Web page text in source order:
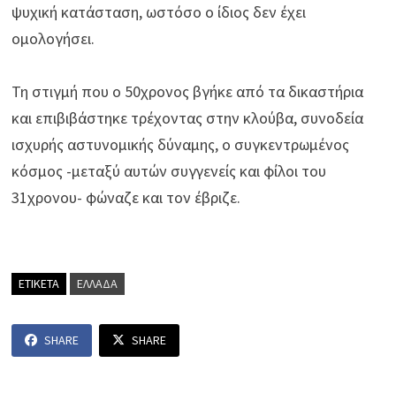
ψυχική κατάσταση, ωστόσο ο ίδιος δεν έχει
ομολογήσει.
Τη στιγμή που ο 50χρονος βγήκε από τα δικαστήρια
και επιβιβάστηκε τρέχοντας στην κλούβα, συνοδεία
ισχυρής αστυνομικής δύναμης, ο συγκεντρωμένος
κόσμος -μεταξύ αυτών συγγενείς και φίλοι του
31χρονου- φώναζε και τον έβριζε.
ΕΤΙΚΕΤΑ ΕΛΛΑΔΑ
SHARE SHARE